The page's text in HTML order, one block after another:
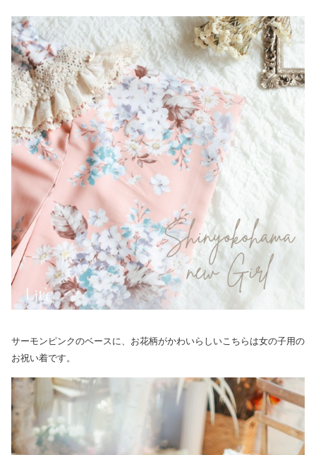
サーモンピンクのベースに、お花柄がかわいらしいこちらは女の子用の
お祝い着です。